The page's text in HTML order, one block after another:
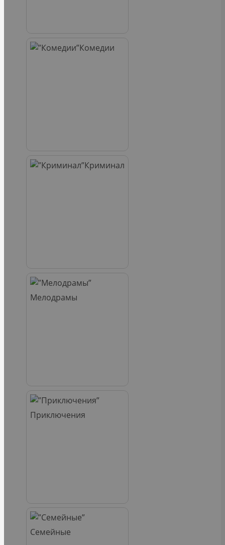
Комедии
Криминал
Мелодрамы
Приключения
Семейные